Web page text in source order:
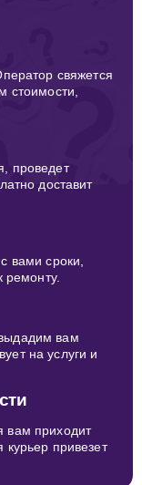
свяжется
стоимости,
проведет
доставит
вами сроки,
ремонту.
вам
на услуги и
вам приходит
привезет